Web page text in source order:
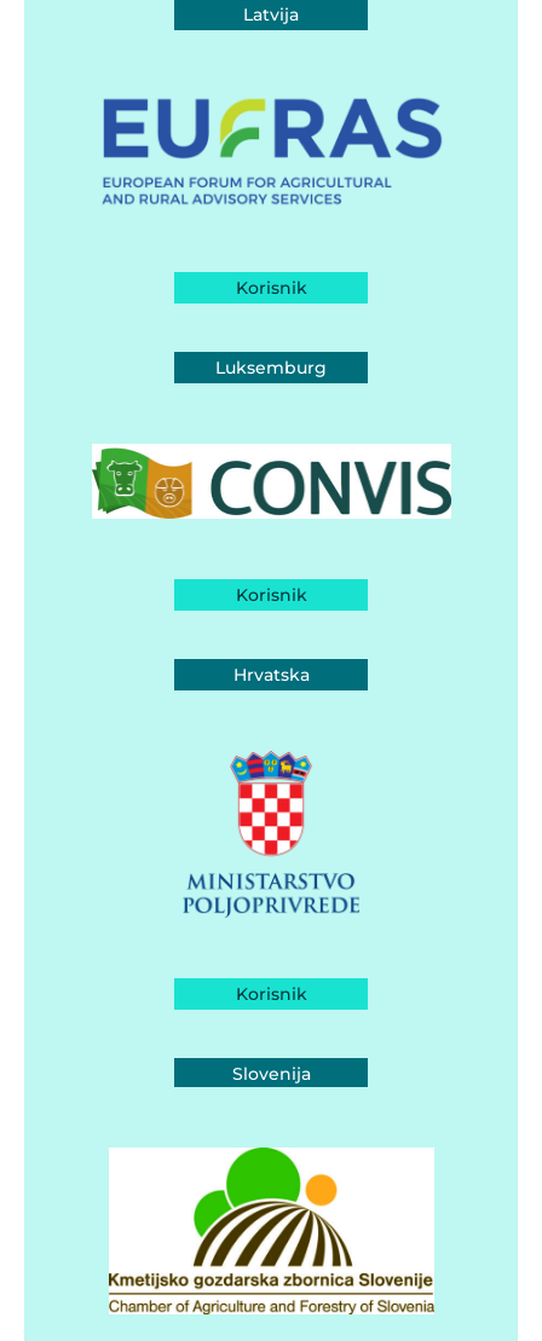
Latvija
Korisnik
Luksemburg
Korisnik
Hrvatska
Korisnik
Slovenija